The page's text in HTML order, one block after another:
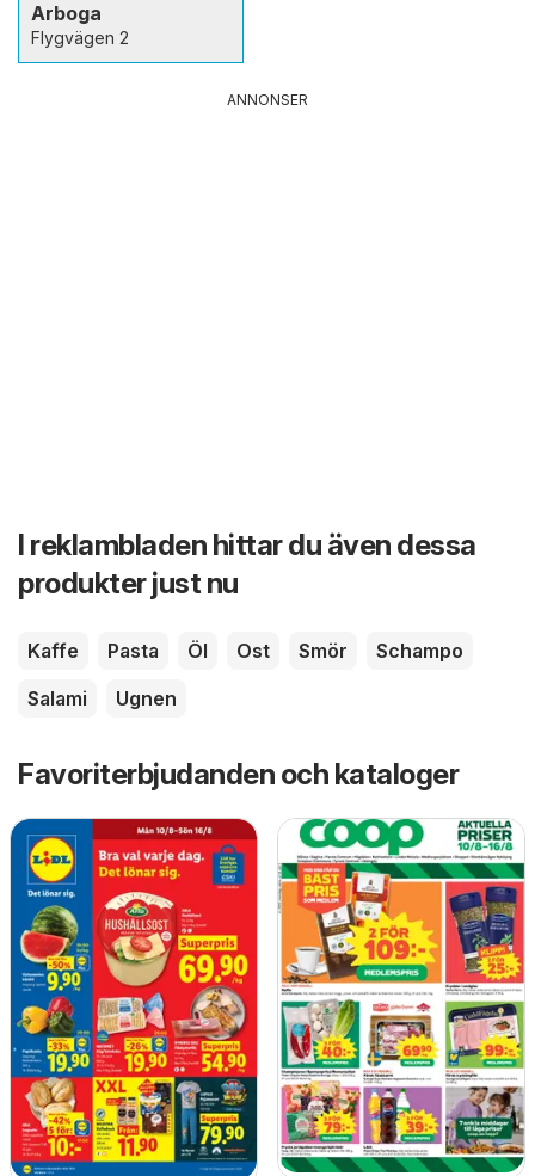
Arboga
Flygvägen 2
ANNONSER
I reklambladen hittar du även dessa
produkter just nu
Kaffe Pasta Öl Ost Smör
Schampo
Salami
Ugnen
Favoriterbjudanden och kataloger